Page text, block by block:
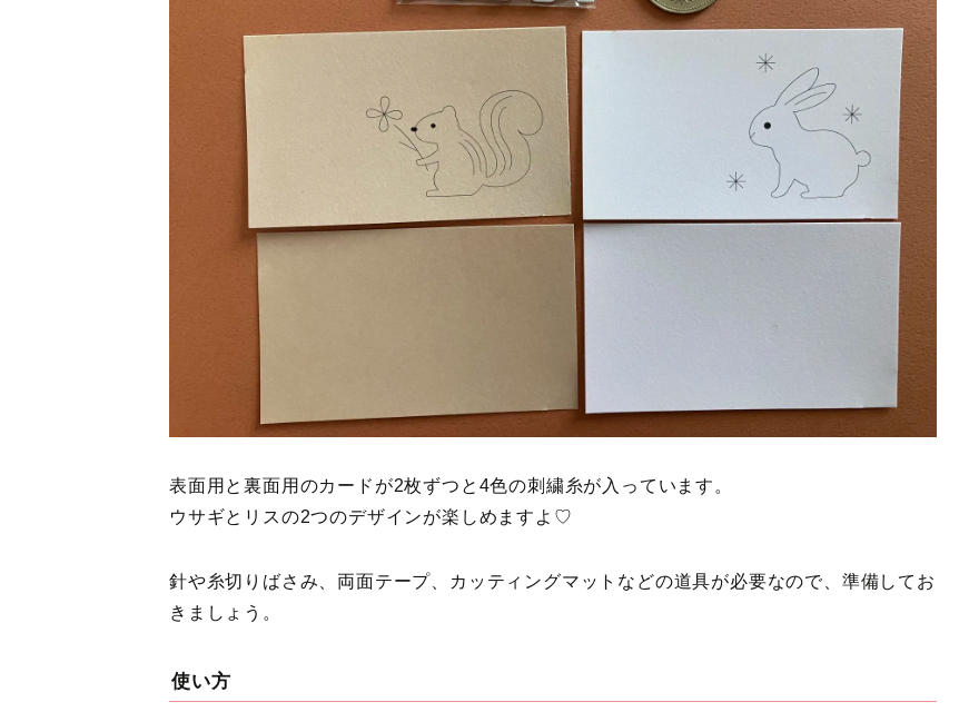
表面用と裏面用のカードが2枚ずつと4色の刺繍糸が入っています。
ウサギとリスの2つのデザインが楽しめますよ♡
針や糸切りばさみ、両面テープ、カッティングマットなどの道具が必要なので、準備してお
きましょう。
使い方